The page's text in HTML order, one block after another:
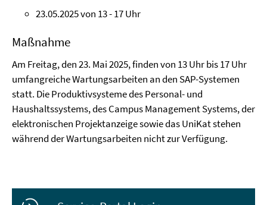
23.05.2025 von 13 - 17 Uhr
Maßnahme
Am Freitag, den 23. Mai 2025, finden von 13 Uhr bis 17 Uhr
umfangreiche Wartungsarbeiten an den SAP-Systemen
statt. Die Produktivsysteme des Personal- und
Haushaltssystems, des Campus Management Systems, der
elektronischen Projektanzeige sowie das UniKat stehen
während der Wartungsarbeiten nicht zur Verfügung.